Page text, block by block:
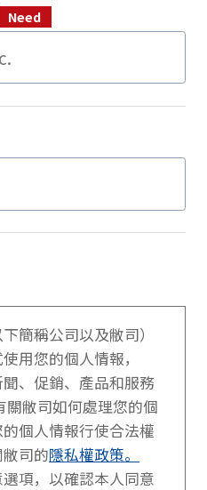
簡稱公司以及敝司）
用您的個人情報，
、促銷、產品和服務
關敝司如何處理您的個
個人情報行使合法權
司的隱私權政策。
項，以確認本人同意